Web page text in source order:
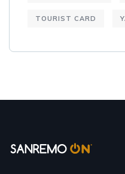
TOURIST CARD